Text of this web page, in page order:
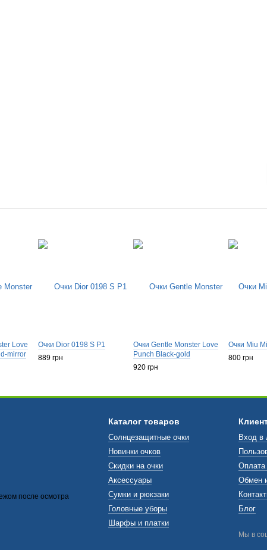
Love
mirror
Очки Dior 0198 S P1
889 грн
Очки Gentle Monster Love
Punch Black-gold
920 грн
Очки Miu
800 грн
Каталог товаров
Солнцезащитные очки
Новинки очков
Скидки на очки
Аксессуары
Сумки и рюкзаки
Головные уборы
Шарфы и платки
Вход в
Оплата
Обмен
Блог
Мы в